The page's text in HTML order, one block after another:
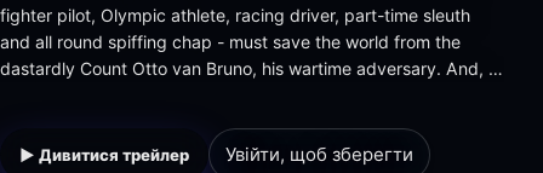
fighter pilot, Olympic athlete, racing driver, part-time sleuth
and all round spiffing chap - must save the world from the
dastardly Count Otto van Bruno, his wartime adversary. And, of
▶ Дивитися трейлер Увійти, щоб зберегти